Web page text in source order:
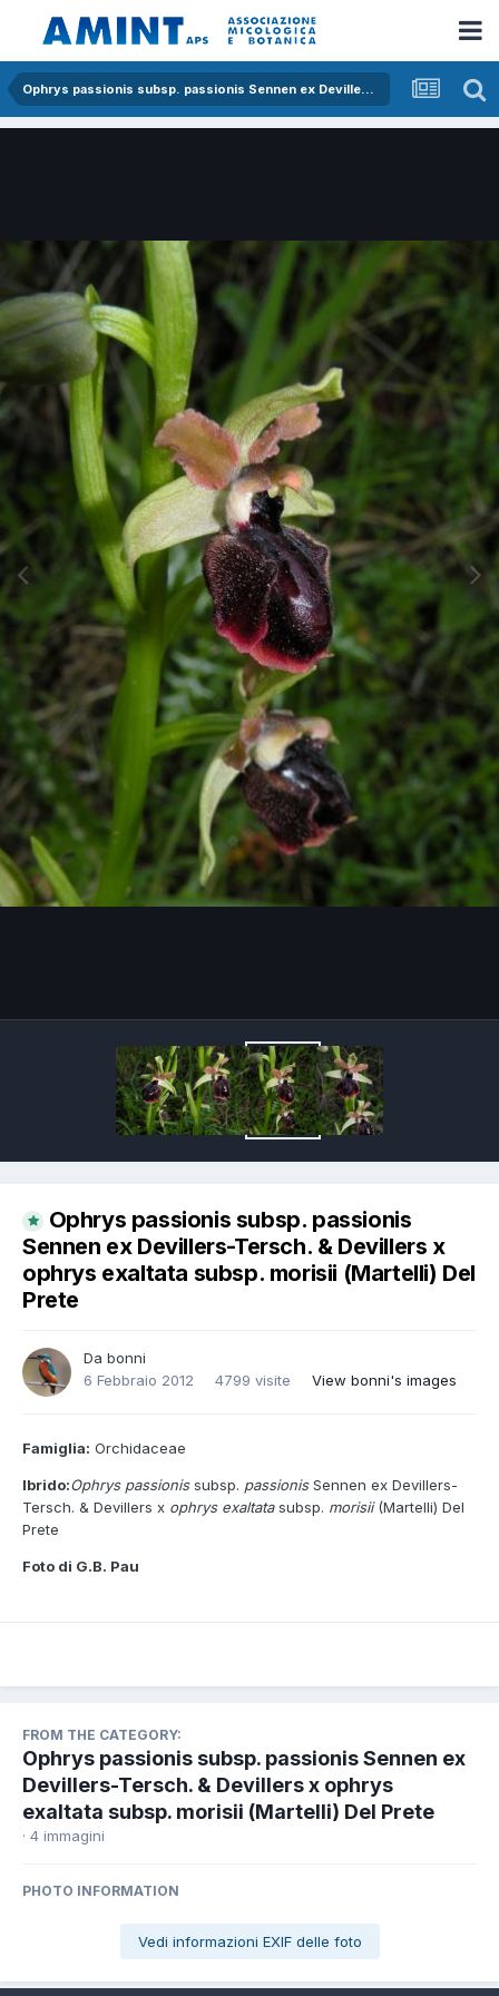
Ophrys passionis subsp. passionis Sennen ex Devillers-Tersch. & Devillers x ophrys exaltata subsp. morisii (Martelli) Del Prete
Ophrys passionis subsp. passionis
Sennen ex Devillers-Tersch. & Devillers x
ophrys exaltata subsp. morisii (Martelli) Del
Prete
Da bonni
6 Febbraio 2012
4799 visite View bonni's images
Famiglia: Orchidaceae
Ibrido:Ophrys passionissubsp. passionisSennen ex Devillers-
Tersch. & Devillers x ophrys exaltatasubsp. morisii(Martelli) Del
Prete
Foto di G.B. Pau
FROM THE CATEGORY:
Ophrys passionis subsp. passionis Sennen ex
Devillers-Tersch. & Devillers x ophrys
exaltata subsp. morisii (Martelli) Del Prete
· 4 immagini
PHOTO INFORMATION
Vedi informazioni EXIF delle foto